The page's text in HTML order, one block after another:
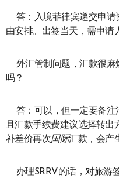
答：入境菲律宾递交申请
由安排。出签当天，需申请
外汇管制问题，汇款很麻
吗？
答：可以，但一定要备注
且汇款手续费建议选择转出
补差价再次国际汇款，会产
办理SRRV的话，对旅游